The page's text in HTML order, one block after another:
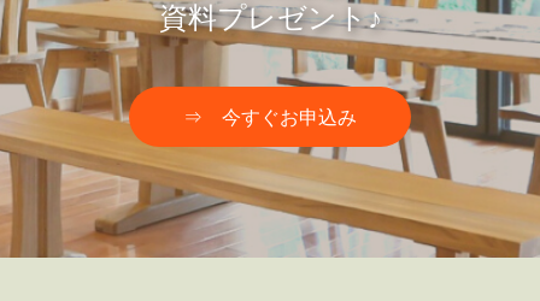
資料プレゼント♪
⇒ 今すぐお申込み